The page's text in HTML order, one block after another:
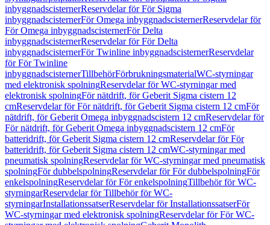
inbyggnadscisternerReservdelar för För Sigma
inbyggnadscisternerFör Omega inbyggnadscisternerReservdelar för
För Omega inbyggnadscisternerFör Delta
inbyggnadscisternerReservdelar för För Delta
inbyggnadscisternerFör Twinline inbyggnadscisternerReservdelar
för För Twinline
inbyggnadscisternerTillbehörFörbrukningsmaterialWC-styrningar
med elektronisk spolningReservdelar för WC-styrningar med
elektronisk spolningFör nätdrift, för Geberit Sigma cistern 12
cmReservdelar för För nätdrift, för Geberit Sigma cistern 12 cmFör
nätdrift, för Geberit Omega inbyggnadscistern 12 cmReservdelar för
För nätdrift, för Geberit Omega inbyggnadscistern 12 cmFör
batteridrift, för Geberit Sigma cistern 12 cmReservdelar för För
batteridrift, för Geberit Sigma cistern 12 cmWC-styrningar med
pneumatisk spolningReservdelar för WC-styrningar med pneumatisk
spolningFör dubbelspolningReservdelar för För dubbelspolningFör
enkelspolningReservdelar för För enkelspolningTillbehör för WC-
styrningarReservdelar för Tillbehör för WC-
styrningarInstallationssatserReservdelar för InstallationssatserFör
WC-styrningar med elektronisk spolningReservdelar för För WC-